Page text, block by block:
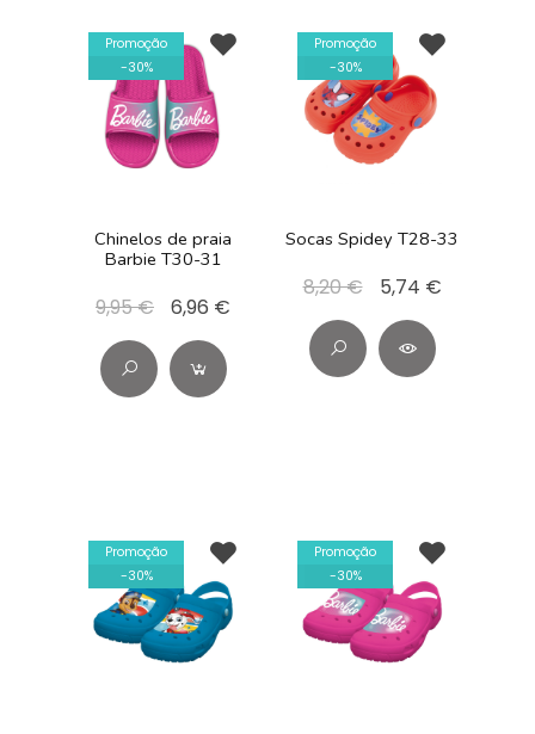
Promoção
-30%
Chinelos de praia
Barbie T30-31
9,95 € 6,96 €
Promoção
-30%
Socas Spidey T28-33
8,20 € 5,74 €
Promoção
-30%
Promoção
-30%